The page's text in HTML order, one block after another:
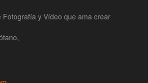
Fotografía y Vídeo que ama crear